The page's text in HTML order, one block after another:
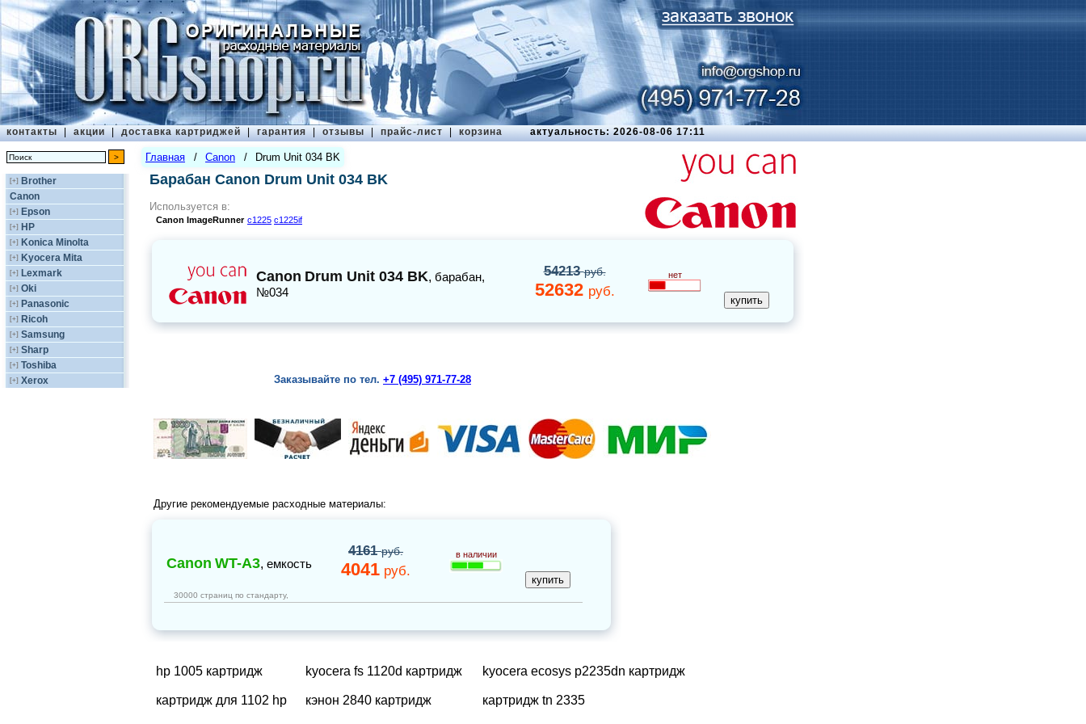
контакты | акции | доставка картриджей | гарантия | отзывы | прайс-лист | корзина актуальность: 2026-08-06 17:11
[+] Brother
Canon
[+] Epson
[+] HP
[+] Konica Minolta
[+] Kyocera Mita
[+] Lexmark
[+] Oki
[+] Panasonic
[+] Ricoh
[+] Samsung
[+] Sharp
[+] Toshiba
[+] Xerox
Главная / Canon / Drum Unit 034 BK
Барабан Canon Drum Unit 034 BK
Используется в:
Canon ImageRunner c1225 c1225if
Canon Drum Unit 034 BK, барабан,
№034
54213руб.
52632 руб.
нет
Заказывайте по тел. +7 (495) 971-77-28
Другие рекомендуемые расходные материалы:
Canon WT-A3, емкость
4161руб.
4041 руб.
в наличии
30000 страниц по стандарту,
hp 1005 картридж kyocera fs 1120d картридж kyocera ecosys p2235dn картридж
картридж для 1102 hp кэнон 2840 картридж картридж tn 2335